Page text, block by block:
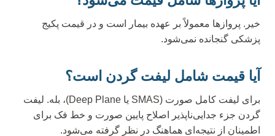
خیر. پروازها معمولاً بر عهده بیمار است و در قیمت پکیج
پزشکی گنجانده نمی‌شود.
آیا قیمت شامل لیفت گردن است؟
برای لیفت کامل صورت (SMAS یا Deep Plane)، بله. لیفت
گردن جزء جدایی‌ناپذیر اصلاح پایین صورت و خط فک برای
اطمینان از نتیجه‌ای هماهنگ در نظر گرفته می‌شود.